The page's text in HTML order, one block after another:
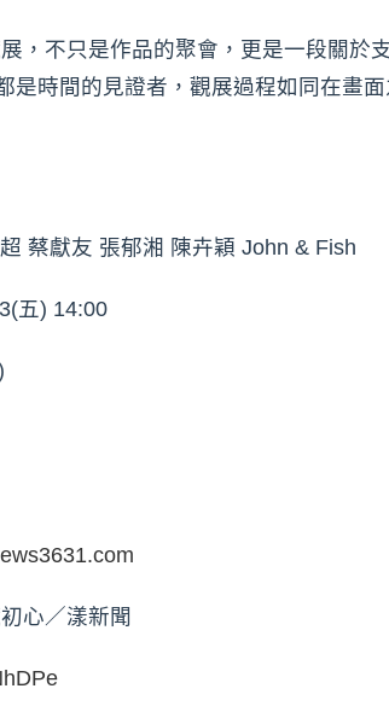
，不只是作品的聚會，更是一段關於
時間的見證者，觀展過程如同在畫
蔡獻友 張郁湘 陳卉穎 John & Fish
五) 14:00
心／漾新聞